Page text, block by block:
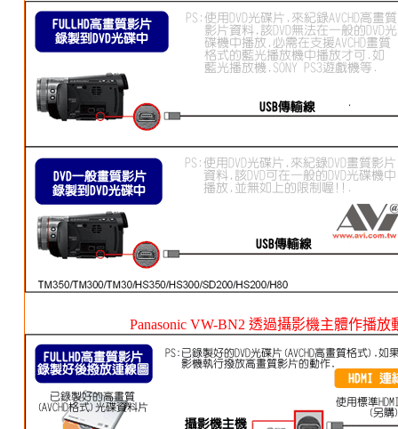
Panasonic VW-BN2 透過攝影機主體作播放